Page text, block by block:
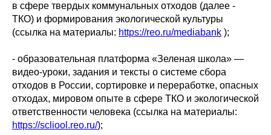
в сфере твердых коммунальных отходов (далее -
ТКО) и формирования экологической культуры
(ссылка на материалы: https://reo.ru/mediabank );
- образовательная платформа «Зеленая школа» —
видео-уроки, задания и тексты о системе сбора
отходов в России, сортировке и переработке, опасных
отходах, мировом опыте в сфере ТКО и экологической
ответственности человека (ссылка на материалы:
https://scliool.reo.ru/);